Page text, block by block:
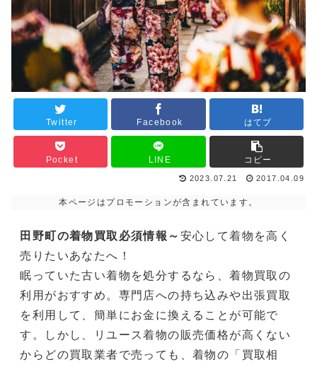
Twitter Facebook はてブ
Pocket LINE コピー
2023.07.21 2017.04.09
本ページはプロモーションが含まれています。
田野町の着物買取必須情報～ 安心して着物を高く
売りたいあなたへ！
眠っていた古い着物を処分するなら、着物買取の
利用がおすすめ。専門店への持ち込みや出張買取
を利用して、簡単にお金に換えることが可能で
す。しかし、リユース着物の販売価格が高くない
からどの買取業者で売っても、着物の「買取相